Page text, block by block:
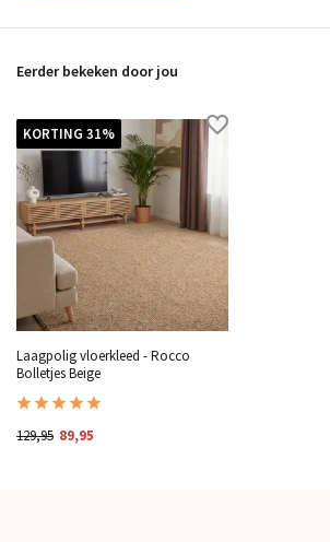
Eerder bekeken door jou
KORTING 31%
Laagpolig vloerkleed - Rocco
Bolletjes Beige
129,95 89,95